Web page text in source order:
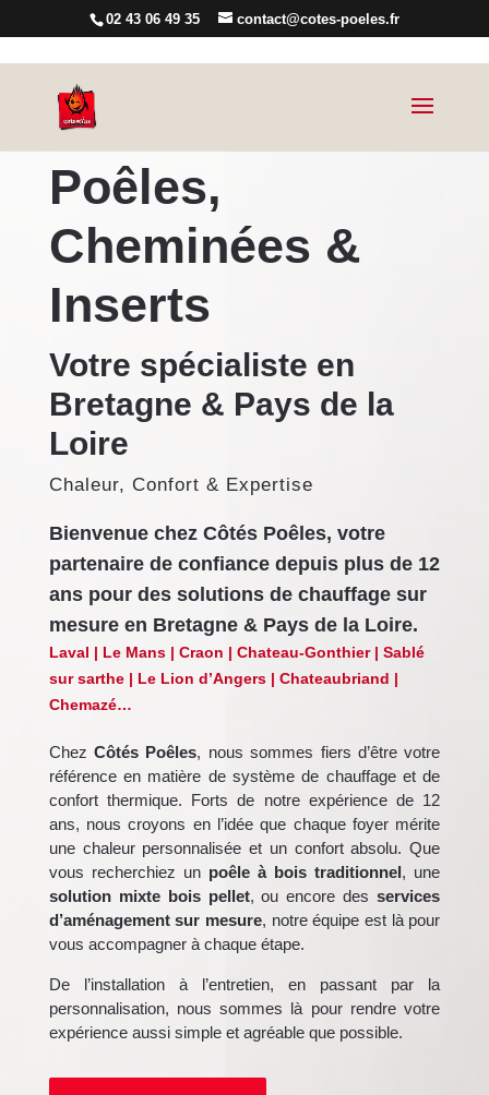
02 43 06 49 35 contact@cotes-poeles.fr
Poêles,
Cheminées &
Inserts
Votre spécialiste en
Bretagne & Pays de la
Loire
Chaleur, Confort & Expertise
Bienvenue chez Côtés Poêles, votre
partenaire de confiance depuis plus de 12
ans pour des solutions de chauffage sur
mesure en Bretagne & Pays de la Loire.
Laval | Le Mans | Craon | Chateau-Gonthier | Sablé
sur sarthe | Le Lion d’Angers | Chateaubriand |
Chemazé…
ChezCôtés Poêles, nous sommes fiers d’être votre
référence en matière de système de chauffage et de
confort thermique. Forts de notre expérience de 12
ans, nous croyons en l’idée que chaque foyer mérite
une chaleur personnalisée et un confort absolu. Que
vous recherchiez un poêle à bois traditionnel, une
solution mixte bois pellet, ou encore desservices
d’aménagement sur mesure, notre équipe est là pour
vous accompagner à chaque étape.
De l’installation à l’entretien, en passant par la
personnalisation, nous sommes là pour rendre votre
expérience aussi simple et agréable que possible.